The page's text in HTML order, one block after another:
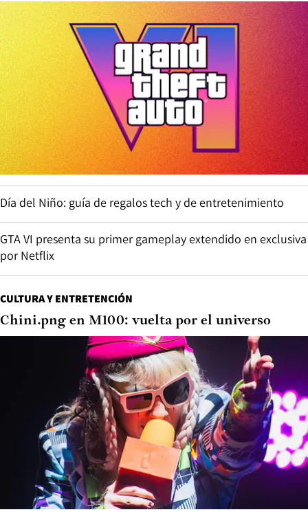
Día del Niño: guía de regalos tech y de entretenimiento
GTA VI presenta su primer gameplay extendido en exclusiva
por Netflix
CULTURA Y ENTRETENCIÓN
Chini.png en M100: vuelta por el universo